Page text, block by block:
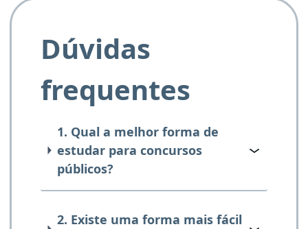
Dúvidas
frequentes
1. Qual a melhor forma de
estudar para concursos
públicos?
2. Existe uma forma mais fácil